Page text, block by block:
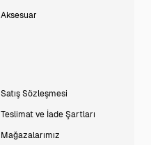
Aksesuar
Satış Sözleşmesi
Teslimat ve İade Şartları
Mağazalarımız